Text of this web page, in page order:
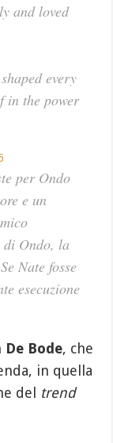
and loved
every
in the power
per Ondo
e un
di Ondo, la
Nate fosse
esecuzione
De Bode, che
in quella
del trend